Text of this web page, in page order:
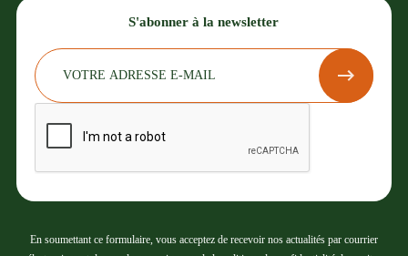
S'abonner à la newsletter
En soumettant ce formulaire, vous acceptez de recevoir nos actualités par courrier